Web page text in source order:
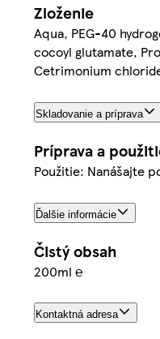
Zloženie
Aqua, PEG-40
cocoyl glutamate,
Cetrimonium
Skladovanie a príprava
Príprava a
Použitie: Nanášajte
Ďalšie informácie
Čistý obsah
200ml ℮
Kontaktná adresa